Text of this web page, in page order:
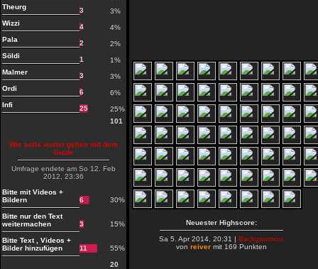
Theurg
3
3%
Wizzi
4
4%
Pala
2
2%
Söldi
1
1%
Malmer
3
3%
Ordi
6
6%
Infi
25
25%
101
Wie solls weiter gehen mit dem
Guide
Umfrage endete am So 12. Feb
2012, 23:36
Bitte mit Videos +
Bildern
6 30%
Bitte nur den Text
weitermachen
3 15%
Bitte Text , Videos +
Bilder hinzufügen
11 55%
20
Neuester Highscore:
Sa 5. Apr 2014, 20:31 |Backgammon
von reiver mit 169 Punkten